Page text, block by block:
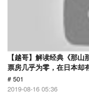
【越哥】解读经典《那
票房几乎为零，在日本却
# 501
2019-08-16 05:36